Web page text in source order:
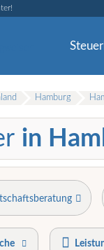
Hamburg
in